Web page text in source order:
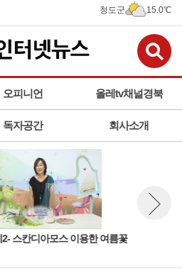
청도군 15.0℃
오피니언 올레tv채널경북
독자공간 회사소개
칸디아모스 이용한 여름꽃